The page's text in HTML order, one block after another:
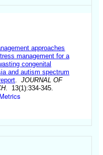
approaches
management for a
congenital
and autism spectrum
.JOURNAL OF
. 13(1):334-345.